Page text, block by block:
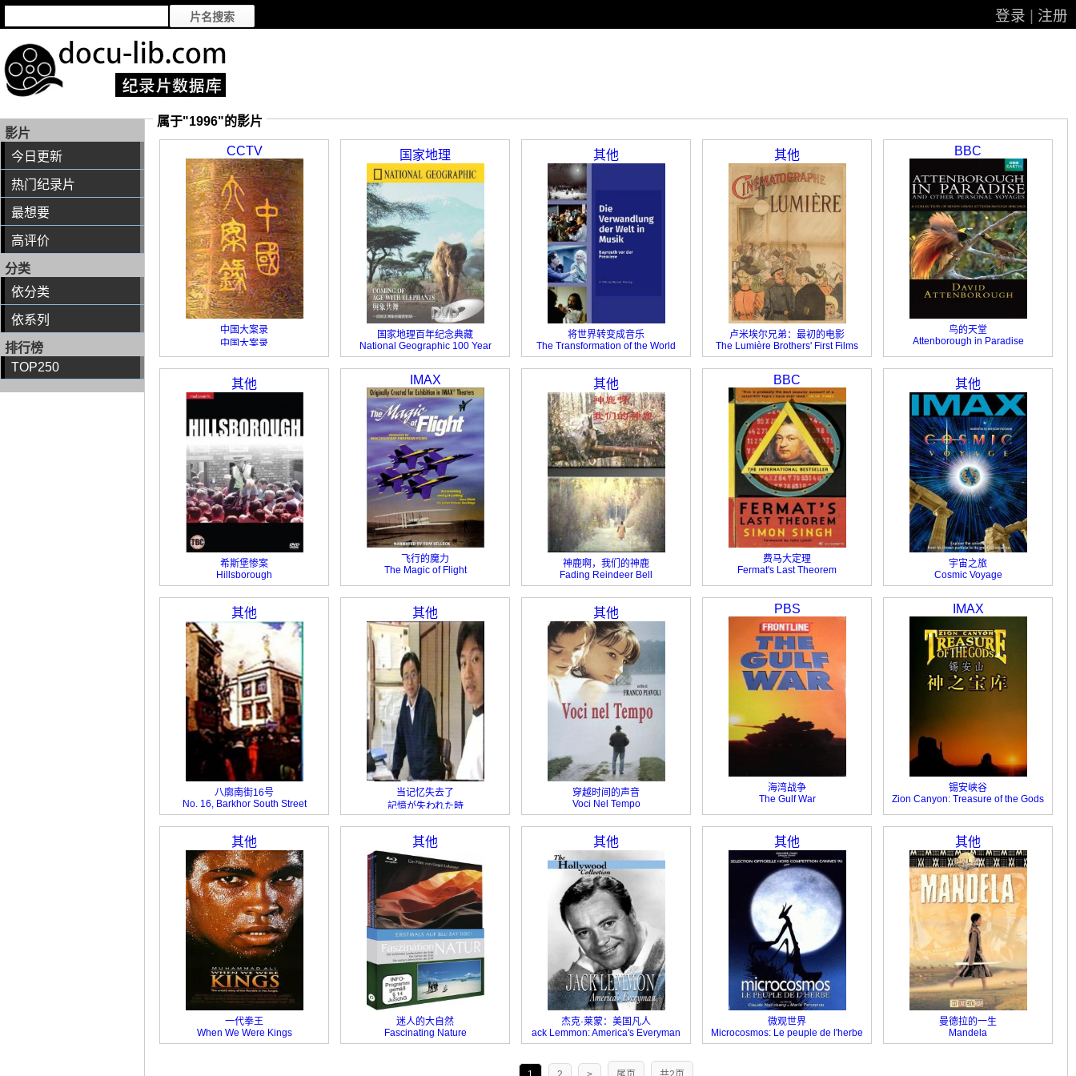
登录 注册
影片
今日更新
热门纪录片
最想要
高评价
分类
依分类
依系列
排行榜
TOP250
属于"1996"的影片
CCTV
中国大案录
中国大案录
国家地理
国家地理百年纪念典藏
National Geographic 100 Year
其他
将世界转变成音乐
The Transformation of the World
Into Music: Bayreuth Before
Premiere
其他
卢米埃尔兄弟：最初的电影
The Lumière Brothers' First Films
BBC
鸟的天堂
Attenborough in Paradise
其他
希斯堡惨案
Hillsborough
IMAX
飞行的魔力
The Magic of Flight
其他
神鹿啊，我们的神鹿
Fading Reindeer Bell
BBC
费马大定理
Fermat's Last Theorem
其他
宇宙之旅
Cosmic Voyage
其他
八廓南街16号
No. 16, Barkhor South Street
其他
当记忆失去了
記憶が失われた時
其他
穿越时间的声音
Voci Nel Tempo
PBS
海湾战争
The Gulf War
IMAX
锡安峡谷
Zion Canyon: Treasure of the Gods
其他
一代拳王
When We Were Kings
其他
迷人的大自然
Fascinating Nature
其他
杰克·莱蒙：美国凡人
ack Lemmon: America's Everyman
其他
微观世界
Microcosmos: Le peuple de l'herbe
其他
曼德拉的一生
Mandela